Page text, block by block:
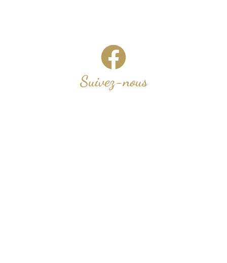
Suivez-nous